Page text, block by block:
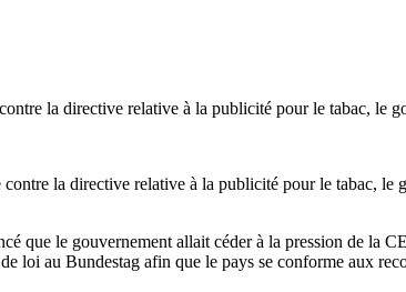
la directive relative à la publicité pour le tabac, le
la directive relative à la publicité pour le tabac, le
que le gouvernement allait céder à la pression de la
loi au Bundestag afin que le pays se conforme aux